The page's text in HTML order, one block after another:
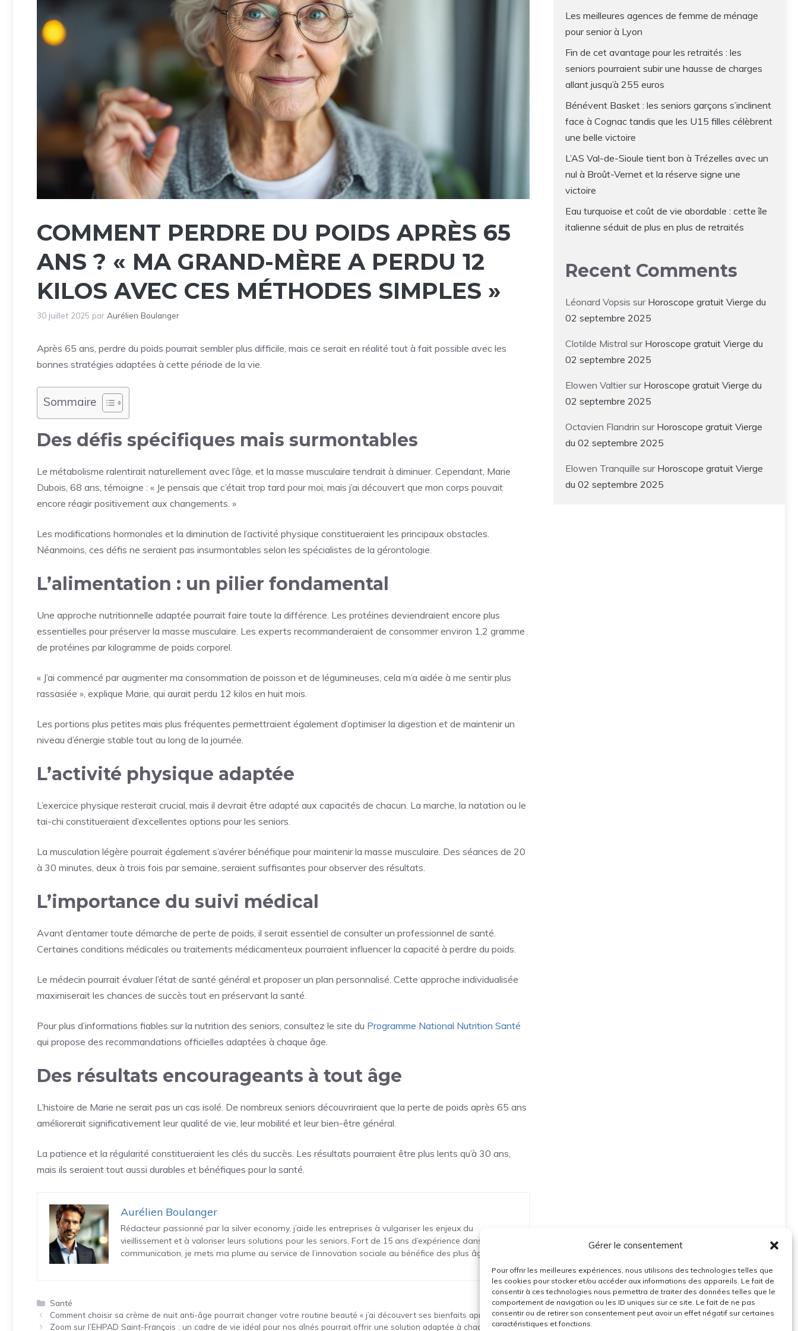
Gérer le consentement
Pour offrir les meilleures expériences, nous utilisons des technologies telles que
les cookies pour stocker et/ou accéder aux informations des appareils. Le fait de
consentir à ces technologies nous permettra de traiter des données telles que le
comportement de navigation ou les ID uniques sur ce site. Le fait de ne pas
consentir ou de retirer son consentement peut avoir un effet négatif sur certaines
caractéristiques et fonctions.
COMMENT PERDRE DU POIDS APRÈS 65
ANS ? « MA GRAND-MÈRE A PERDU 12
KILOS AVEC CES MÉTHODES SIMPLES »
30 juillet 2025 par Aurélien Boulanger
Après 65 ans, perdre du poids pourrait sembler plus difficile, mais ce serait en réalité tout à fait possible avec les
bonnes stratégies adaptées à cette période de la vie.
Sommaire
Des défis spécifiques mais surmontables
Le métabolisme ralentirait naturellement avec l’âge, et la masse musculaire tendrait à diminuer. Cependant, Marie
Dubois, 68 ans, témoigne : « Je pensais que c’était trop tard pour moi, mais j’ai découvert que mon corps pouvait
encore réagir positivement aux changements. »
Les modifications hormonales et la diminution de l’activité physique constitueraient les principaux obstacles.
Néanmoins, ces défis ne seraient pas insurmontables selon les spécialistes de la gérontologie.
L’alimentation : un pilier fondamental
Une approche nutritionnelle adaptée pourrait faire toute la différence. Les protéines deviendraient encore plus
essentielles pour préserver la masse musculaire. Les experts recommanderaient de consommer environ 1,2 gramme
de protéines par kilogramme de poids corporel.
« J’ai commencé par augmenter ma consommation de poisson et de légumineuses, cela m’a aidée à me sentir plus
rassasiée », explique Marie, qui aurait perdu 12 kilos en huit mois.
Les portions plus petites mais plus fréquentes permettraient également d’optimiser la digestion et de maintenir un
niveau d’énergie stable tout au long de la journée.
L’activité physique adaptée
L’exercice physique resterait crucial, mais il devrait être adapté aux capacités de chacun. La marche, la natation ou le
tai-chi constitueraient d’excellentes options pour les seniors.
La musculation légère pourrait également s’avérer bénéfique pour maintenir la masse musculaire. Des séances de 20
à 30 minutes, deux à trois fois par semaine, seraient suffisantes pour observer des résultats.
L’importance du suivi médical
Avant d’entamer toute démarche de perte de poids, il serait essentiel de consulter un professionnel de santé.
Certaines conditions médicales ou traitements médicamenteux pourraient influencer la capacité à perdre du poids.
Le médecin pourrait évaluer l’état de santé général et proposer un plan personnalisé. Cette approche individualisée
maximiserait les chances de succès tout en préservant la santé.
Pour plus d’informations fiables sur la nutrition des seniors, consultez le site du Programme National Nutrition Santé
qui propose des recommandations officielles adaptées à chaque âge.
Des résultats encourageants à tout âge
L’histoire de Marie ne serait pas un cas isolé. De nombreux seniors découvriraient que la perte de poids après 65 ans
améliorerait significativement leur qualité de vie, leur mobilité et leur bien-être général.
La patience et la régularité constitueraient les clés du succès. Les résultats pourraient être plus lents qu’à 30 ans,
mais ils seraient tout aussi durables et bénéfiques pour la santé.
Aurélien Boulanger
Rédacteur passionné par la silver economy, j’aide les entreprises à vulgariser les enjeux du
vieillissement et à valoriser leurs solutions pour les seniors. Fort de 15 ans d’expérience dans la
communication, je mets ma plume au service de l’innovation sociale au bénéfice des plus âgés.
Catégories
Santé
Comment choisir sa crème de nuit anti-âge pourrait changer votre routine beauté « j’ai découvert ses bienfaits après 40 ans »
Zoom sur l’EHPAD Saint-François : un cadre de vie idéal pour nos aînés pourrait offrir une solution adaptée à chaque senior
Les meilleures agences de femme de ménage
pour senior à Lyon
Fin de cet avantage pour les retraités : les
seniors pourraient subir une hausse de charges
allant jusqu’à 255 euros
Bénévent Basket : les seniors garçons s’inclinent
face à Cognac tandis que les U15 filles célèbrent
une belle victoire
L’AS Val-de-Sioule tient bon à Trézelles avec un
nul à Broût-Vernet et la réserve signe une
victoire
Eau turquoise et coût de vie abordable : cette île
italienne séduit de plus en plus de retraités
Recent Comments
Léonard Vopsis sur Horoscope gratuit Vierge du
02 septembre 2025
Clotilde Mistral sur Horoscope gratuit Vierge du
02 septembre 2025
Elowen Valtiersur Horoscope gratuit Vierge du
02 septembre 2025
Octavien Flandrin sur Horoscope gratuit Vierge
du 02 septembre 2025
Elowen Tranquille sur Horoscope gratuit Vierge
du 02 septembre 2025